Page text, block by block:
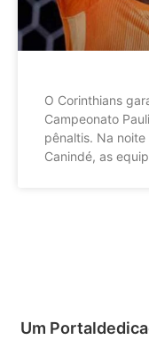
O Corinthians
Campeonato
pênaltis. Na
Canindé, as
Um